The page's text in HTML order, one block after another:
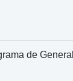
de